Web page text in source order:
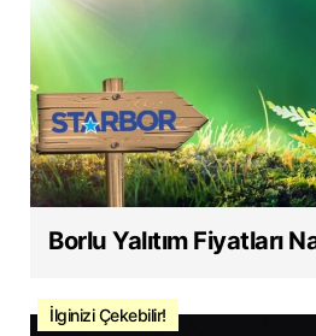
Borlu Yalıtım Fiyatları
İlginizi Çekebilir!